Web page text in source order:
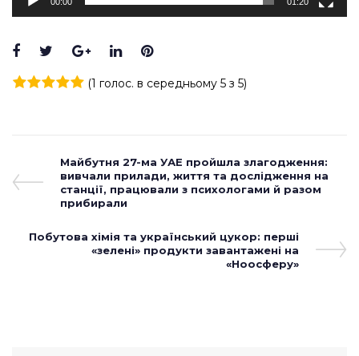
Facebook
TwitterGoogle+
LinkedInPinterest
(1 голос. в середньому 5 з 5)
Навігація
записів
Previous
Post
Майбутня 27-ма УАЕ пройшла злагодження:
вивчали прилади, життя та дослідження на
станції, працювали з психологами й разом
прибирали
Next
Побутова хімія та український цукор: перші
«зелені» продукти завантажені на
«Ноосферу»